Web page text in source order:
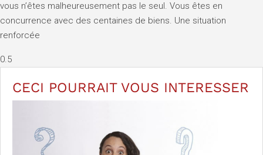
vous n’êtes malheureusement pas le seul. Vous êtes en
concurrence avec des centaines de biens. Une situation
renforcée
CECI POURRAIT VOUS INTERESSER